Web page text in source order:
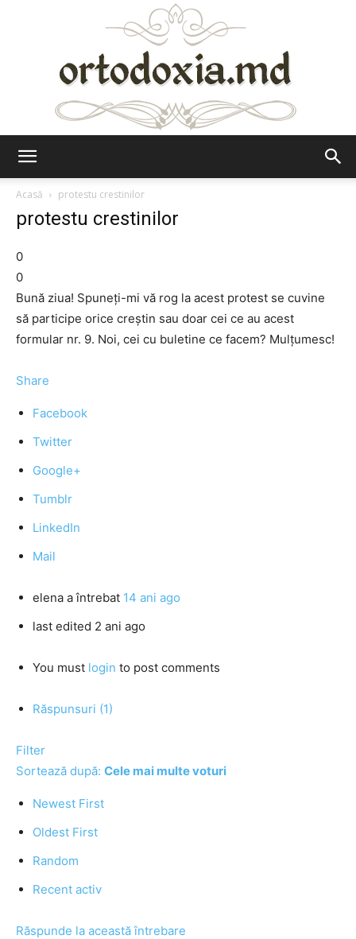
Acasă
protestu crestinilor
protestu crestinilor
0
0
Bună ziua! Spuneți-mi vă rog la acest protest se cuvine
să participe orice creștin sau doar cei ce au acest
formular nr. 9. Noi, cei cu buletine ce facem? Mulțumesc!
Share
Facebook
Twitter
Google+
Tumblr
LinkedIn
Mail
elena a întrebat 14 ani ago
last edited 2 ani ago
You must login to post comments
Răspunsuri (1)
Filter
Sortează după: Cele mai multe voturi
Newest First
Oldest First
Random
Recent activ
Răspunde la această întrebare